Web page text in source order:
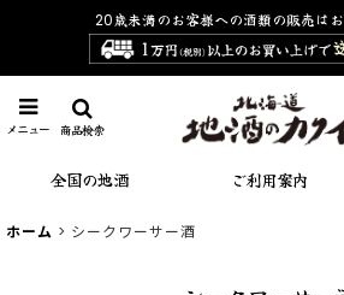
20歳未満のお客様への酒類の販売は
メニュー
全国の地酒 ご利用案内
商品検索
ホーム > シークワーサー酒